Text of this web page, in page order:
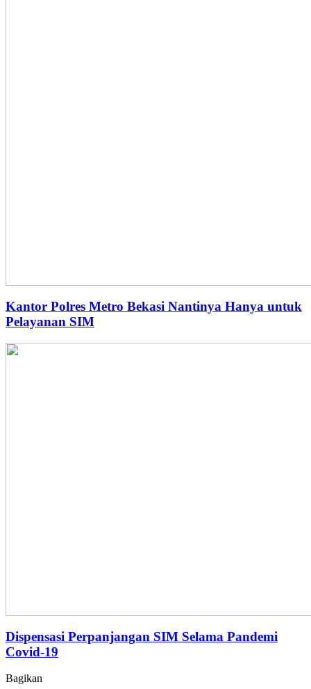
Kantor Polres Metro Bekasi Nantinya Hanya untuk
Pelayanan SIM
Dispensasi Perpanjangan SIM Selama Pandemi
Covid-19
Bagikan